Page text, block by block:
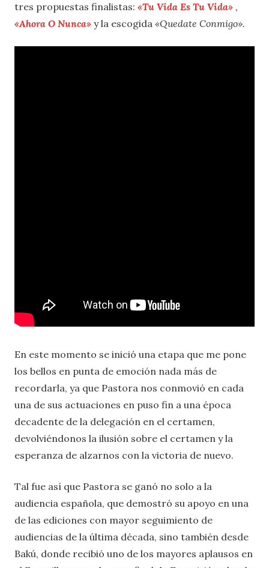
tres propuestas finalistas: «Tu Vida Es Tu Vida» ,
«Ahora O Nunca» y la escogida «Quedate Conmigo».
En este momento se inició una etapa que me pone
los bellos en punta de emoción nada más de
recordarla, ya que Pastora nos conmovió en cada
una de sus actuaciones en puso fin a una época
decadente de la delegación en el certamen,
devolviéndonos la ilusión sobre el certamen y la
esperanza de alzarnos con la victoria de nuevo.
Tal fue así que Pastora se ganó no solo a la
audiencia española, que demostró su apoyo en una
de las ediciones con mayor seguimiento de
audiencias de la última década, sino también desde
Bakú, donde recibió uno de los mayores aplausos en